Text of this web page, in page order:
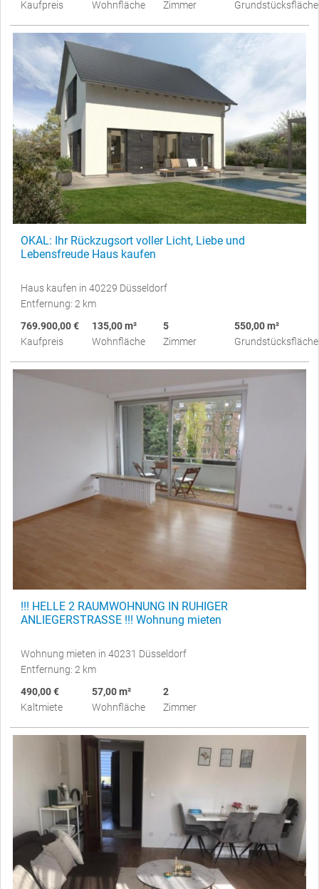
Kaufpreis Wohnfläche Zimmer Grundstücksfläche
OKAL: Ihr Rückzugsort voller Licht, Liebe und
Lebensfreude Haus kaufen
Haus kaufen in 40229 Düsseldorf
Entfernung: 2 km
769.900,00 €
Kaufpreis
135,00 m²
Wohnfläche
5
Zimmer
550,00 m²
Grundstücksfläche
!!! HELLE 2 RAUMWOHNUNG IN RUHIGER
ANLIEGERSTRASSE !!! Wohnung mieten
Wohnung mieten in 40231 Düsseldorf
Entfernung: 2 km
490,00 €
Kaltmiete
57,00 m²
Wohnfläche
2
Zimmer